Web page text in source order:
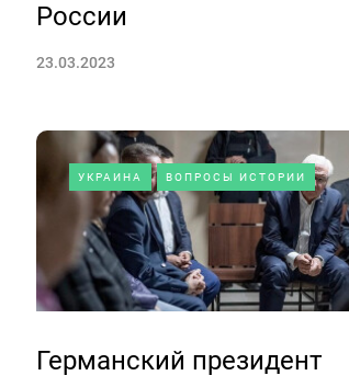
России
23.03.2023
УКРАИНА ВОПРОСЫ ИСТОРИИ
Германский президент